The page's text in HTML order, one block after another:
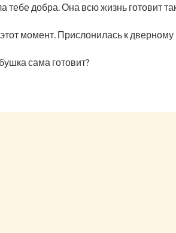
тебе добра. Она всю жизнь готовит
момент. Прислонилась к дверному
сама готовит?